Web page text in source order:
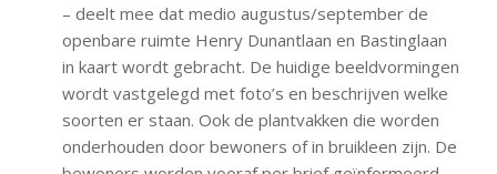
– deelt mee dat medio augustus/september de
openbare ruimte Henry Dunantlaan en Bastinglaan
in kaart wordt gebracht. De huidige beeldvormingen
wordt vastgelegd met foto’s en beschrijven welke
soorten er staan. Ook de plantvakken die worden
onderhouden door bewoners of in bruikleen zijn. De